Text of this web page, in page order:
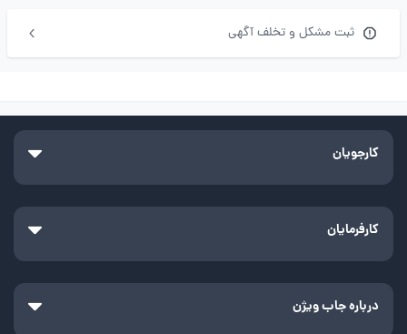
ثبت مشکل و تخلف آگهی
کارجویان
کارفرمایان
درباره جاب ویژن